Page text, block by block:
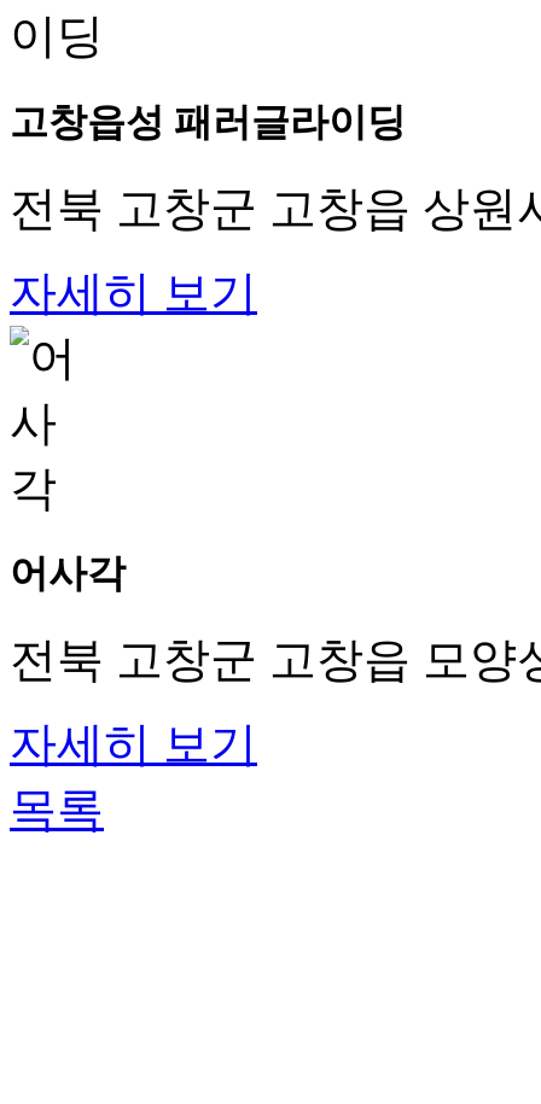
고창읍성 패러글라이딩
전북 고창군 고창읍 상원
자세히 보기
어사각
전북 고창군 고창읍 모양
자세히 보기
목록